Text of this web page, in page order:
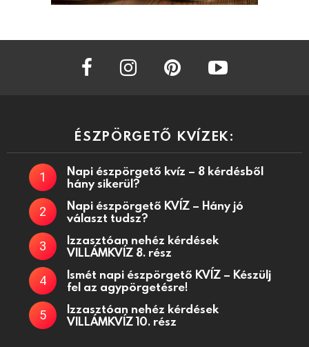
facebook instagram
ÉSZPÖRGETŐ KVÍZEK:
Napi észpörgető kvíz – 8 kérdésből
hány sikerül?
Napi észpörgető KVÍZ – Hány jó
választ tudsz?
Izzasztóan nehéz kérdések
VILLÁMKVÍZ 8. rész
Ismét napi észpörgető KVÍZ – Készülj
fel az agypörgetésre!
Izzasztóan nehéz kérdések
VILLÁMKVÍZ 10. rész